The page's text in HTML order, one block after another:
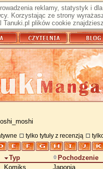
reklamy, statystyk i
Korzystając ze strony
Tanuki.pl plików cookie
tylko tytuły z recenzją
Typ Pochodzenie
Komiks Japonia